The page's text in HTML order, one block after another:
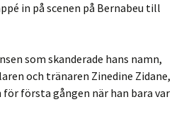
in på scenen på Bernabeu till
som skanderade hans namn,
och tränaren Zinedine Zidane,
första gången när han bara var